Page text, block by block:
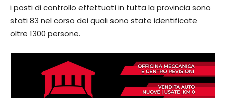
i posti di controllo effettuati in tutta la provincia sono
stati 83 nel corso dei quali sono state identificate
oltre 1300 persone.